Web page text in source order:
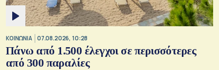
ΚΟΙΝΩΝΙΑ 07.08.2026, 10:28
Πάνω από 1.500 έλεγχοι σε περισσότερες
από 300 παραλίες